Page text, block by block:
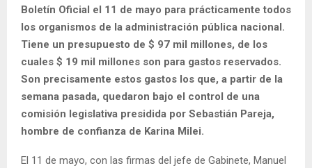
Boletín Oficial el 11 de mayo para prácticamente todos
los organismos de la administración pública nacional.
Tiene un presupuesto de $ 97 mil millones, de los
cuales $ 19 mil millones son para gastos reservados.
Son precisamente estos gastos los que, a partir de la
semana pasada, quedaron bajo el control de una
comisión legislativa presidida por Sebastián Pareja,
hombre de confianza de Karina Milei.
El 11 de mayo, con las firmas del jefe de Gabinete, Manuel